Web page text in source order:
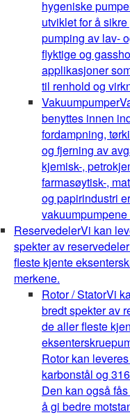
hygeniske
utviklet for å
pumping av lav-
flyktige og
applikasjoner
til renhold og
Vakuumpumper
benyttes innen
fordampning,
og fjerning av
kjemisk-,
farmasøytisk-,
og papirindustri er
vakuumpumpene
ReservedelerVi kan
spekter av
fleste kjente
merkene.
Rotor / StatorVi
bredt spekter av
de aller fleste
Rotor kan
karbonstål og
Den kan også
å gi bedre